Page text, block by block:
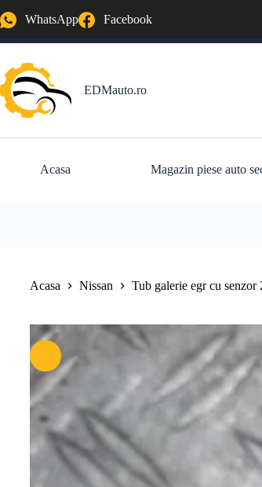
la
WhatsApp Facebook
EDMauto.ro
Acasa Magazin piese auto
Acasa Nissan Tub galerie egr cu